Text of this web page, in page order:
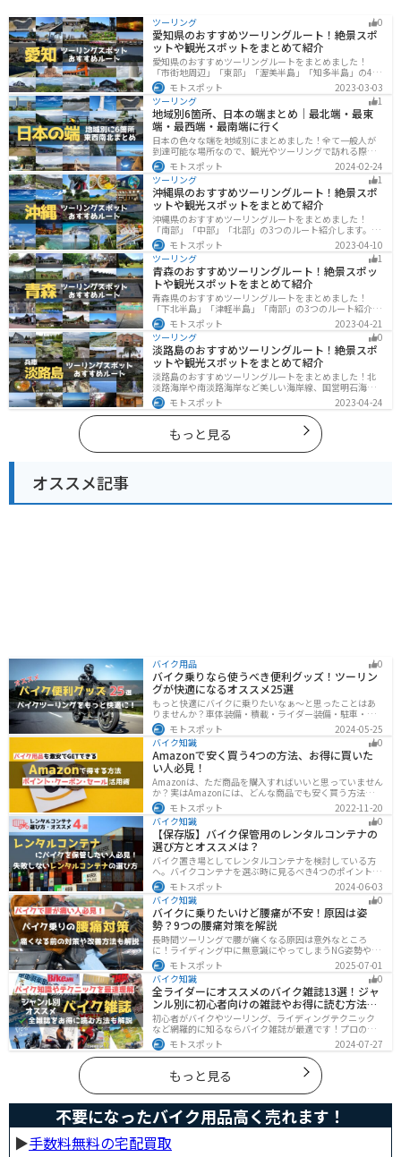
ツーリング 0
愛知県のおすすめツーリングルート！絶景スポ
ットや観光スポットをまとめて紹介
愛知県のおすすめツーリングルートをまとめました！
「市街地周辺」「東部」「渥美半島」「知多半島」の4つ
のルート紹介します。名古屋周辺の栄えたスポットから
山、海、美術館なども多数あり、自然・歴史・文化を満
喫するツーリングができます。バイクで愛知県にツーリ
ングに行く際は参考にしてください。
モトスポット
2023-03-03
ツーリング
1
地域別6箇所、日本の端まとめ｜最北端・最東
端・最西端・最南端に行く
日本の色々な端を地域別にまとめました！全て一般人が
到達可能な場所なので、観光やツーリングで訪れる際の
参考にしてください。
モトスポット
2024-02-24
ツーリング
1
沖縄県のおすすめツーリングルート！絶景スポ
ットや観光スポットをまとめて紹介
沖縄県のおすすめツーリングルートをまとめました！
「南部」「中部」「北部」の3つのルート紹介します。美
しいビーチや歴史と文化に溢れたスポットが多数あり、
様々な楽しみ方ができます。バイクで沖縄県にツーリン
グに行く際は参考にしてください。
モトスポット
2023-04-10
ツーリング
1
青森のおすすめツーリングルート！絶景スポッ
トや観光スポットをまとめて紹介
青森県のおすすめツーリングルートをまとめました！
「下北半島」「津軽半島」「南部」の3つのルート紹介し
ます。自然に恵まれた風光明媚な景色や歴史文化に触れ
られる観光スポットが多くあります。バイクで青森県に
ツーリングに行く際は参考にしてください。
モトスポット
2023-04-21
ツーリング
0
淡路島のおすすめツーリングルート！絶景スポ
ットや観光スポットをまとめて紹介
淡路島のおすすめツーリングルートをまとめました！北
淡路海岸や南淡路海岸など美しい海岸線、国営明石海峡
公園や淡路夢舞台など、自然とアートが融合した施設も
多数あります。バイクで淡路島にツーリングに行く際は
参考にしてください。
モトスポット 2023-04-24
もっと見る
オススメ記事
バイク用品 0
バイク乗りなら使うべき便利グッズ！ツーリン
グが快適になるオススメ25選
もっと快適にバイクに乗りたいなぁ〜と思ったことはあ
りませんか？車体装備・積載・ライダー装備・駐車・メ
ンテ・トラブル対応の6ジャンルで、バイクをもっと快適
にするオススメ便利グッズを紹介します！
モトスポット
2024-05-25
バイク知識
0
Amazonで安く買う4つの方法、お得に買いた
い人必見！
Amazonは、ただ商品を購入すればいいと思っていません
か？実はAmazonには、どんな商品でも安く買う方法が存
在します。この記事では、Amazonでお得に買う方法を4
つ紹介します！Amazonギフト券をやAmazonポイント、
Amazonプライム、タイムセールを活用して安くお得に買
いましょう。
モトスポット
2022-11-20
バイク知識
0
【保存版】バイク保管用のレンタルコンテナの
選び方とオススメは？
バイク置き場としてレンタルコンテナを検討している方
へ。バイクコンテナを選ぶ時に見るべき4つのポイントと
オススメのレンタルコンテナ会社を徹底解説。これさえ
読めば自分に最適なレンタルコンテナを見つけることが
できます。
モトスポット
2024-06-03
バイク知識
0
バイクに乗りたいけど腰痛が不安！原因は姿
勢？9つの腰痛対策を解説
長時間ツーリングで腰が痛くなる原因は意外なところ
に！ライディング中に無意識にやってしまうNG姿勢や体
への負担、今すぐ見直せる予防・対策法をわかりやすく
解説。腰痛対策に効果的な便利アイテムも紹介し、快適
で楽しいツーリングをサポートします。
モトスポット
2025-07-01
バイク知識
0
全ライダーにオススメのバイク雑誌13選！ジャ
ンル別に初心者向けの雑誌やお得に読む方法も
解説
初心者がバイクやツーリング、ライディングテクニック
など網羅的に知るならバイク雑誌が最適です！プロのラ
イターがしっかりと調べた情報とわかりやすい写真でま
とめられているので、効率的に理解できます。そんなバ
イク雑誌をジャンル別にオススメのバイク雑誌をまとめ
ました。サブスクサービスを利用すれば全ての雑誌をお
得に読むことができるのでオススメです。
モトスポット 2024-07-27
もっと見る
不要になったバイク用品高く売れます！
▶︎手数料無料の宅配買取